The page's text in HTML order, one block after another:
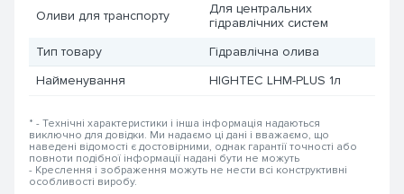
Оливи для транспорту
Для центральних
гідравлічних систем
Тип товару
Гідравлічна олива
Найменування
HIGHTEC LHM-PLUS 1л
* - Технічні характеристики і інша інформація надаються
виключно для довідки. Ми надаємо ці дані і вважаємо, що
наведені відомості є достовірними, однак гарантії точності або
повноти подібної інформації надані бути не можуть
- Креслення і зображення можуть не нести всі конструктивні
особливості виробу.